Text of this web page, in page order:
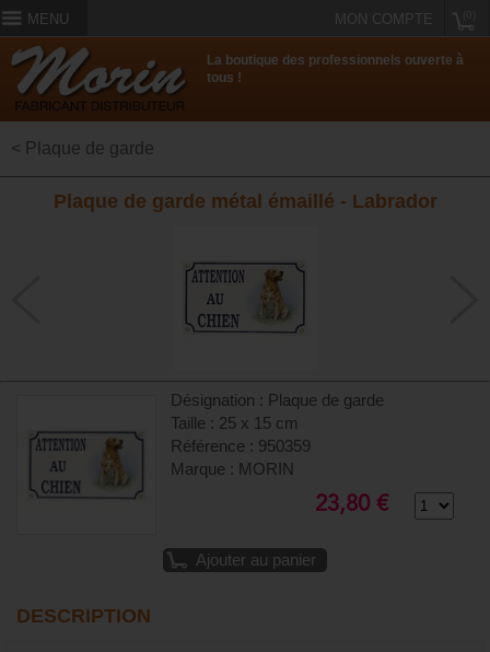
MENU MON COMPTE
La boutique des professionnels ouverte à
tous !
< Plaque de garde
Plaque de garde métal émaillé - Labrador
Désignation : Plaque de garde
Taille : 25 x 15 cm
Référence : 950359
Marque : MORIN
23,80 €
Ajouter au panier
DESCRIPTION